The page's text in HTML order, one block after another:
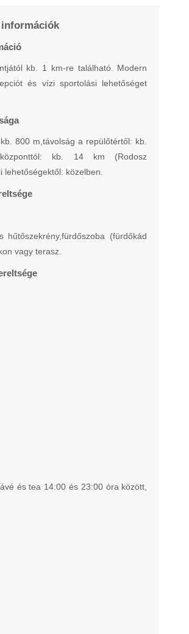
információk
kb. 1 km-re található. Modern
és vízi sportolási lehetőséget
800 m,távolság a repülőtértől: kb.
kb. 14 km (Rodosz
közelben.
hűtőszekrény,fürdőszoba (fürdőkád
vagy terasz.
és tea 14:00 és 23:00 óra között,